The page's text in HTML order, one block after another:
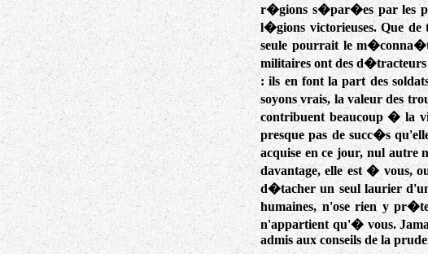
r�gions s�par�es par les
l�gions victorieuses. Que
seule pourrait le
militaires ont des
: ils en font la part des
soyons vrais, la valeur des
contribuent beaucoup � la
presque pas de succ�s
acquise en ce jour, nul autre
davantage, elle est � vous,
d�tacher un seul laurier
humaines, n'ose rien y
n'appartient qu'� vous.
admis aux conseils de la